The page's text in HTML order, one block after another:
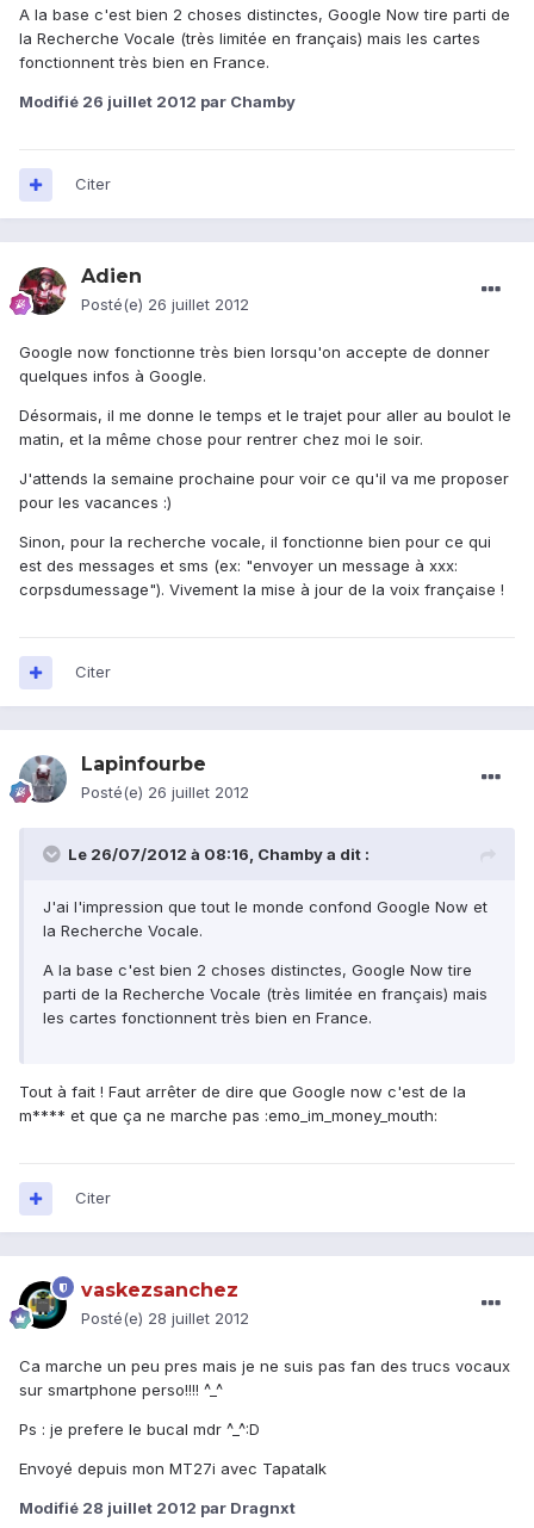
A la base c'est bien 2 choses distinctes, Google Now tire parti de
la Recherche Vocale (très limitée en français) mais les cartes
fonctionnent très bien en France.
Modifié 26 juillet 2012 par Chamby
Citer
Adien
Posté(e) 26 juillet 2012
Google now fonctionne très bien lorsqu'on accepte de donner
quelques infos à Google.
Désormais, il me donne le temps et le trajet pour aller au boulot le
matin, et la même chose pour rentrer chez moi le soir.
J'attends la semaine prochaine pour voir ce qu'il va me proposer
pour les vacances :)
Sinon, pour la recherche vocale, il fonctionne bien pour ce qui
est des messages et sms (ex: "envoyer un message à xxx:
corpsdumessage"). Vivement la mise à jour de la voix française !
Citer
Lapinfourbe
Posté(e) 26 juillet 2012
Le 26/07/2012 à 08:16, Chamby a dit :
J'ai l'impression que tout le monde confond Google Now et
la Recherche Vocale.
A la base c'est bien 2 choses distinctes, Google Now tire
parti de la Recherche Vocale (très limitée en français) mais
les cartes fonctionnent très bien en France.
Tout à fait ! Faut arrêter de dire que Google now c'est de la
m**** et que ça ne marche pas :emo_im_money_mouth:
Citer
vaskezsanchez
Posté(e) 28 juillet 2012
Ca marche un peu pres mais je ne suis pas fan des trucs vocaux
sur smartphone perso!!!! ^_^
Ps : je prefere le bucal mdr ^_^:D
Envoyé depuis mon MT27i avec Tapatalk
Modifié 28 juillet 2012 par Dragnxt